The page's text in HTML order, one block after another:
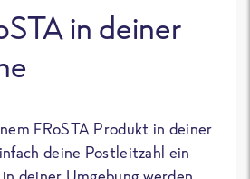
in deiner
FRoSTA Produkt in deiner
deine Postleitzahl ein